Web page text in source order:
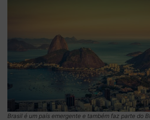
Brasil é um país emergente e também faz parte do